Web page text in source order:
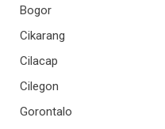
Bogor
Cikarang
Cilacap
Cilegon
Gorontalo